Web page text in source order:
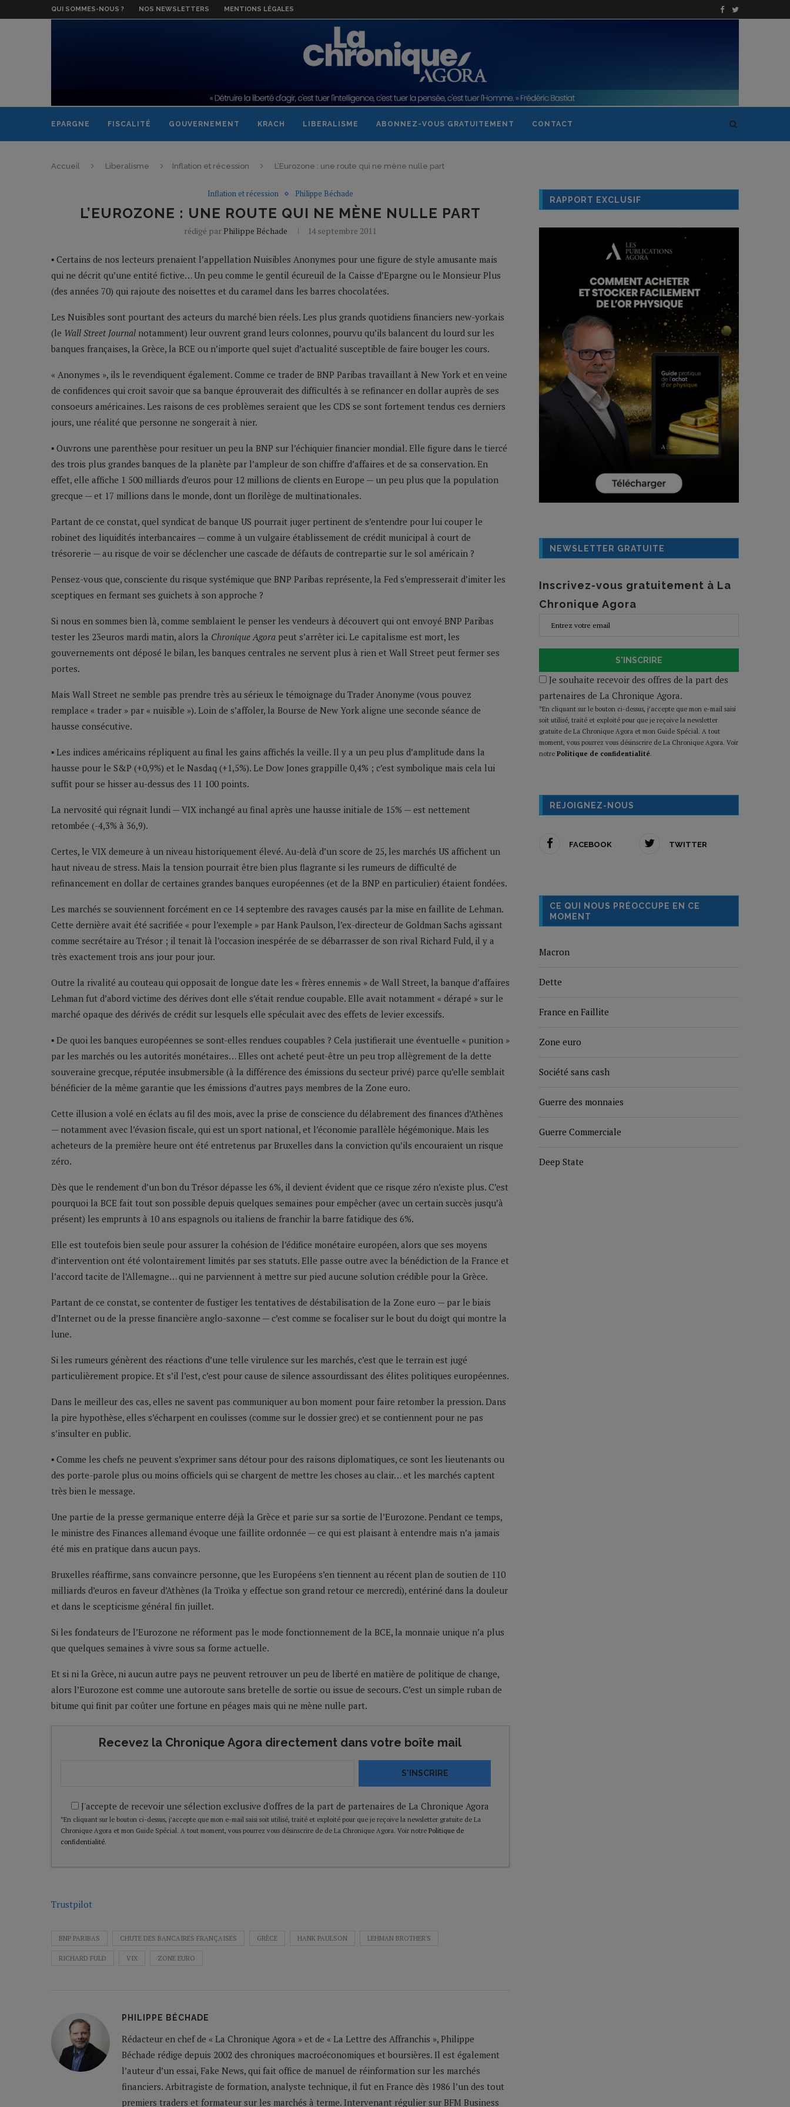
QUI SOMMES-NOUS ? NOS NEWSLETTERS MENTIONS LÉGALES
EPARGNE FISCALITÉ GOUVERNEMENT KRACH LIBERALISME ABONNEZ-VOUS GRATUITEMENT CONTACT
Accueil Liberalisme Inflation et récession L’Eurozone : une route qui ne mène nulle part
Inflation et récession Philippe Béchade
L’EUROZONE : UNE ROUTE QUI NE MÈNE NULLE PART
rédigé par Philippe Béchade 14 septembre 2011
▪ Certains de nos lecteurs prenaient l’appellation Nuisibles Anonymes pour une figure de style amusante mais
qui ne décrit qu’une entité fictive… Un peu comme le gentil écureuil de la Caisse d’Epargne ou le Monsieur Plus
(des années 70) qui rajoute des noisettes et du caramel dans les barres chocolatées.
Les Nuisibles sont pourtant des acteurs du marché bien réels. Les plus grands quotidiens financiers new-yorkais
(le Wall Street Journal notamment) leur ouvrent grand leurs colonnes, pourvu qu’ils balancent du lourd sur les
banques françaises, la Grèce, la BCE ou n’importe quel sujet d’actualité susceptible de faire bouger les cours.
« Anonymes », ils le revendiquent également. Comme ce trader de BNP Paribas travaillant à New York et en veine
de confidences qui croit savoir que sa banque éprouverait des difficultés à se refinancer en dollar auprès de ses
consoeurs américaines. Les raisons de ces problèmes seraient que les CDS se sont fortement tendus ces derniers
jours, une réalité que personne ne songerait à nier.
▪ Ouvrons une parenthèse pour resituer un peu la BNP sur l’échiquier financier mondial. Elle figure dans le tiercé
des trois plus grandes banques de la planète par l’ampleur de son chiffre d’affaires et de sa conservation. En
effet, elle affiche 1 500 milliards d’euros pour 12 millions de clients en Europe — un peu plus que la population
grecque — et 17 millions dans le monde, dont un florilège de multinationales.
Partant de ce constat, quel syndicat de banque US pourrait juger pertinent de s’entendre pour lui couper le
robinet des liquidités interbancaires — comme à un vulgaire établissement de crédit municipal à court de
trésorerie — au risque de voir se déclencher une cascade de défauts de contrepartie sur le sol américain ?
Pensez-vous que, consciente du risque systémique que BNP Paribas représente, la Fed s’empresserait d’imiter les
sceptiques en fermant ses guichets à son approche ?
Si nous en sommes bien là, comme semblaient le penser les vendeurs à découvert qui ont envoyé BNP Paribas
tester les 23euros mardi matin, alors la Chronique Agora peut s’arrêter ici. Le capitalisme est mort, les
gouvernements ont déposé le bilan, les banques centrales ne servent plus à rien et Wall Street peut fermer ses
portes.
Mais Wall Street ne semble pas prendre très au sérieux le témoignage du Trader Anonyme (vous pouvez
remplace « trader » par « nuisible »). Loin de s’affoler, la Bourse de New York aligne une seconde séance de
hausse consécutive.
▪ Les indices américains répliquent au final les gains affichés la veille. Il y a un peu plus d’amplitude dans la
hausse pour le S&P (+0,9%) et le Nasdaq (+1,5%). Le Dow Jones grappille 0,4% ; c’est symbolique mais cela lui
suffit pour se hisser au-dessus des 11 100 points.
La nervosité qui régnait lundi — VIX inchangé au final après une hausse initiale de 15% — est nettement
retombée (-4,3% à 36,9).
Certes, le VIX demeure à un niveau historiquement élevé. Au-delà d’un score de 25, les marchés US affichent un
haut niveau de stress. Mais la tension pourrait être bien plus flagrante si les rumeurs de difficulté de
refinancement en dollar de certaines grandes banques européennes (et de la BNP en particulier) étaient fondées.
Les marchés se souviennent forcément en ce 14 septembre des ravages causés par la mise en faillite de Lehman.
Cette dernière avait été sacrifiée « pour l’exemple » par Hank Paulson, l’ex-directeur de Goldman Sachs agissant
comme secrétaire au Trésor ; il tenait là l’occasion inespérée de se débarrasser de son rival Richard Fuld, il y a
très exactement trois ans jour pour jour.
Outre la rivalité au couteau qui opposait de longue date les « frères ennemis » de Wall Street, la banque d’affaires
Lehman fut d’abord victime des dérives dont elle s’était rendue coupable. Elle avait notamment « dérapé » sur le
marché opaque des dérivés de crédit sur lesquels elle spéculait avec des effets de levier excessifs.
▪ De quoi les banques européennes se sont-elles rendues coupables ? Cela justifierait une éventuelle « punition »
par les marchés ou les autorités monétaires… Elles ont acheté peut-être un peu trop allègrement de la dette
souveraine grecque, réputée insubmersible (à la différence des émissions du secteur privé) parce qu’elle semblait
bénéficier de la même garantie que les émissions d’autres pays membres de la Zone euro.
Cette illusion a volé en éclats au fil des mois, avec la prise de conscience du délabrement des finances d’Athènes
— notamment avec l’évasion fiscale, qui est un sport national, et l’économie parallèle hégémonique. Mais les
acheteurs de la première heure ont été entretenus par Bruxelles dans la conviction qu’ils encouraient un risque
zéro.
Dès que le rendement d’un bon du Trésor dépasse les 6%, il devient évident que ce risque zéro n’existe plus. C’est
pourquoi la BCE fait tout son possible depuis quelques semaines pour empêcher (avec un certain succès jusqu’à
présent) les emprunts à 10 ans espagnols ou italiens de franchir la barre fatidique des 6%.
Elle est toutefois bien seule pour assurer la cohésion de l’édifice monétaire européen, alors que ses moyens
d’intervention ont été volontairement limités par ses statuts. Elle passe outre avec la bénédiction de la France et
l’accord tacite de l’Allemagne… qui ne parviennent à mettre sur pied aucune solution crédible pour la Grèce.
Partant de ce constat, se contenter de fustiger les tentatives de déstabilisation de la Zone euro — par le biais
d’Internet ou de la presse financière anglo-saxonne — c’est comme se focaliser sur le bout du doigt qui montre la
lune.
Si les rumeurs génèrent des réactions d’une telle virulence sur les marchés, c’est que le terrain est jugé
particulièrement propice. Et s’il l’est, c’est pour cause de silence assourdissant des élites politiques européennes.
Dans le meilleur des cas, elles ne savent pas communiquer au bon moment pour faire retomber la pression. Dans
la pire hypothèse, elles s’écharpent en coulisses (comme sur le dossier grec) et se contiennent pour ne pas
s’insulter en public.
▪ Comme les chefs ne peuvent s’exprimer sans détour pour des raisons diplomatiques, ce sont les lieutenants ou
des porte-parole plus ou moins officiels qui se chargent de mettre les choses au clair… et les marchés captent
très bien le message.
Une partie de la presse germanique enterre déjà la Grèce et parie sur sa sortie de l’Eurozone. Pendant ce temps,
le ministre des Finances allemand évoque une faillite ordonnée — ce qui est plaisant à entendre mais n’a jamais
été mis en pratique dans aucun pays.
Bruxelles réaffirme, sans convaincre personne, que les Européens s’en tiennent au récent plan de soutien de 110
milliards d’euros en faveur d’Athènes (la Troïka y effectue son grand retour ce mercredi), entériné dans la douleur
et dans le scepticisme général fin juillet.
Si les fondateurs de l’Eurozone ne réforment pas le mode fonctionnement de la BCE, la monnaie unique n’a plus
que quelques semaines à vivre sous sa forme actuelle.
Et si ni la Grèce, ni aucun autre pays ne peuvent retrouver un peu de liberté en matière de politique de change,
alors l’Eurozone est comme une autoroute sans bretelle de sortie ou issue de secours. C’est un simple ruban de
bitume qui finit par coûter une fortune en péages mais qui ne mène nulle part.
Recevez la Chronique Agora directement dans votre boîte mail
S'INSCRIRE
J'accepte de recevoir une sélection exclusive d'offres de la part de partenaires de La Chronique Agora
*En cliquant sur le bouton ci-dessus, j’accepte que mon e-mail saisi soit utilisé, traité et exploité pour que je reçoive la newsletter gratuite de La
Chronique Agora et mon Guide Spécial. A tout moment, vous pourrez vous désinscrire de de La Chronique Agora. Voir notre Politique de
confidentialité.
Trustpilot
BNP PARIBAS CHUTE DES BANCAIRES FRANÇAISES GRÈCE HANK PAULSON LEHMAN BROTHER'S
RICHARD FULD VIX ZONE EURO
PHILIPPE BÉCHADE
Rédacteur en chef de « La Chronique Agora » et de « La Lettre des Affranchis », Philippe
Béchade rédige depuis 2002 des chroniques macroéconomiques et boursières. Il est également
l’auteur d’un essai, Fake News, qui fait office de manuel de réinformation sur les marchés
financiers. Arbitragiste de formation, analyste technique, il fut en France dès 1986 l’un des tout
premiers traders et formateur sur les marchés à terme. Intervenant régulier sur BFM Business
RAPPORT EXCLUSIF
NEWSLETTER GRATUITE
Inscrivez-vous gratuitement à La
Chronique Agora
S'INSCRIRE
Je souhaite recevoir des offres de la part des
partenaires de La Chronique Agora.
*En cliquant sur le bouton ci-dessus, j’accepte que mon e-mail saisi
soit utilisé, traité et exploité pour que je reçoive la newsletter
gratuite de La Chronique Agora et mon Guide Spécial. A tout
moment, vous pourrez vous désinscrire de La Chronique Agora. Voir
notre Politique de confidentialité.
REJOIGNEZ-NOUS
FACEBOOK TWITTER
CE QUI NOUS PRÉOCCUPE EN CE
MOMENT
Macron
Dette
France en Faillite
Zone euro
Société sans cash
Guerre des monnaies
Guerre Commerciale
Deep State